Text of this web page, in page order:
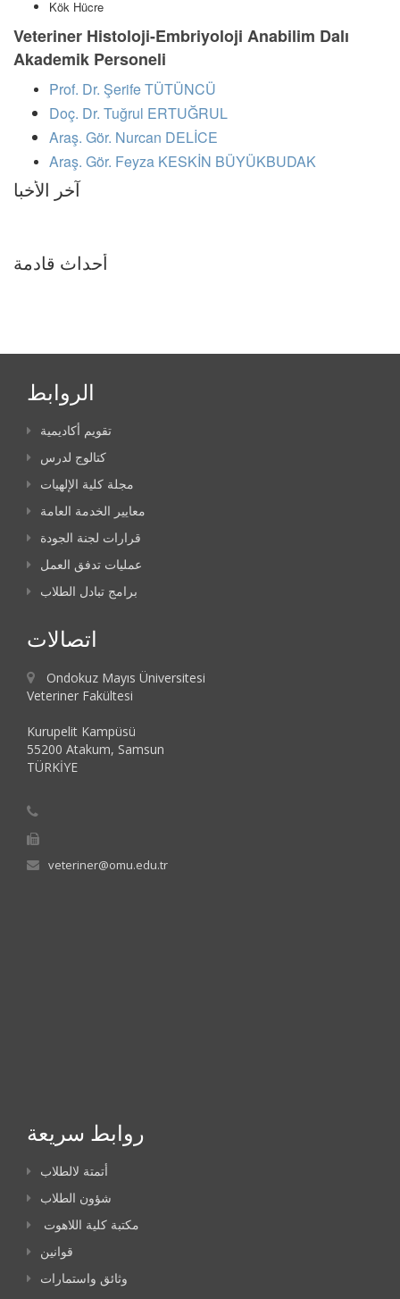
Kök Hücre
Veteriner Histoloji-Embriyoloji Anabilim Dalı
Akademik Personeli
Prof. Dr. Şerife TÜTÜNCÜ
Doç. Dr. Tuğrul ERTUĞRUL
Araş. Gör. Nurcan DELİCE
Araş. Gör. Feyza KESKİN BÜYÜKBUDAK
آخر الأخبا
أحداث قادمة
الروابط
تقويم أكاديمية
كتالوج لدرس
مجلة كلية الإلهيات
معايير الخدمة العامة
قرارات لجنة الجودة
عمليات تدفق العمل
برامج تبادل الطلاب
اتصالات
Ondokuz Mayıs Üniversitesi
Veteriner Fakültesi
Kurupelit Kampüsü
55200 Atakum, Samsun
TÜRKİYE
veteriner@omu.edu.tr
روابط سريعة
أتمتة لالطلاب
شؤون الطلاب
مكتبة كلية اللاهوت
قوانين
وثائق واستمارات